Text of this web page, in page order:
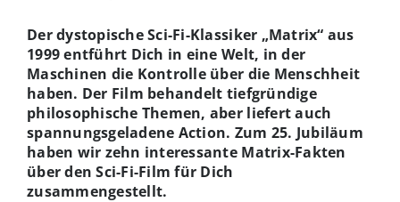
Der dystopische Sci-Fi-Klassiker „Matrix“ aus
1999 entführt Dich in eine Welt, in der
Maschinen die Kontrolle über die Menschheit
haben. Der Film behandelt tiefgründige
philosophische Themen, aber liefert auch
spannungsgeladene Action. Zum 25. Jubiläum
haben wir zehn interessante Matrix-Fakten
über den Sci-Fi-Film für Dich
zusammengestellt.